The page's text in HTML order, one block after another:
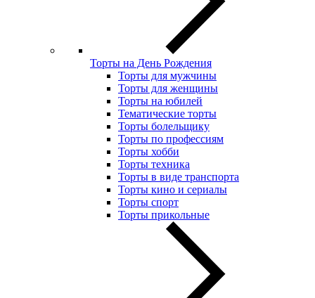
Торты на День Рождения
Торты для мужчины
Торты для женщины
Торты на юбилей
Тематические торты
Торты болельщику
Торты по профессиям
Торты хобби
Торты техника
Торты в виде транспорта
Торты кино и сериалы
Торты спорт
Торты прикольные